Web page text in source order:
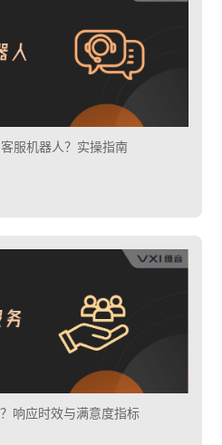
服机器人？实操指南
响应时效与满意度指标